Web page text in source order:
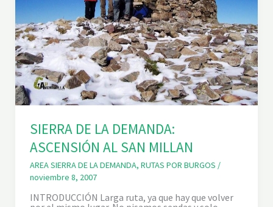
A
:
R
U
T
A
D
E
L
A
S
A
G
U
N
A
D
E
N
SIERRA DE LA DEMANDA:
ASCENSIÓN AL SAN MILLAN
AREA SIERRA DE LA DEMANDA, RUTAS POR BURGOS /
noviembre 8, 2007
INTRODUCCIÓN Larga ruta, ya que hay que volver